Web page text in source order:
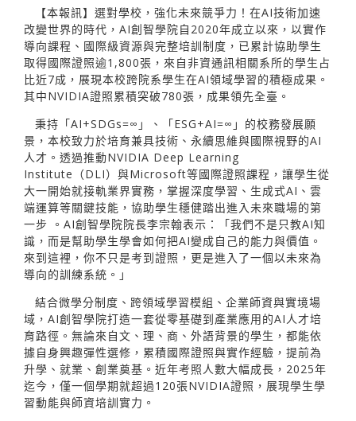
【本報訊】選對學校，強化未來競爭力！在AI技術加速
改變世界的時代，AI創智學院自2020年成立以來，以實作
導向課程、國際級資源與完整培訓制度，已累計協助學生
取得國際證照逾1,800張，來自非資通訊相關系所的學生占
比近7成，展現本校跨院系學生在AI領域學習的積極成果。
其中NVIDIA證照累積突破780張，成果領先全臺。
秉持「AI+SDGs=∞」、「ESG+AI=∞」的校務發展願
景，本校致力於培育兼具技術、永續思維與國際視野的AI
人才。透過推動NVIDIA Deep Learning
Institute（DLI）與Microsoft等國際證照課程，讓學生從
大一開始就接軌業界實務，掌握深度學習、生成式AI、雲
端運算等關鍵技能，協助學生穩健踏出進入未來職場的第
一步 。AI創智學院院長李宗翰表示：「我們不是只教AI知
識，而是幫助學生學會如何把AI變成自己的能力與價值。
來到這裡，你不只是考到證照，更是進入了一個以未來為
導向的訓練系統。」
結合微學分制度、跨領域學習模組、企業師資與實境場
域，AI創智學院打造一套從零基礎到產業應用的AI人才培
育路徑。無論來自文、理、商、外語背景的學生，都能依
據自身興趣彈性選修，累積國際證照與實作經驗，提前為
升學、就業、創業奠基。近年考照人數大幅成長，2025年
迄今，僅一個學期就超過120張NVIDIA證照，展現學生學
習動能與師資培訓實力。